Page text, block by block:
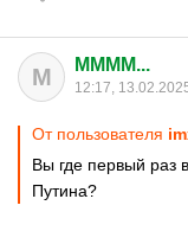
M MMMM...
12:17,
От пользователя
Вы где первый раз
Путина?